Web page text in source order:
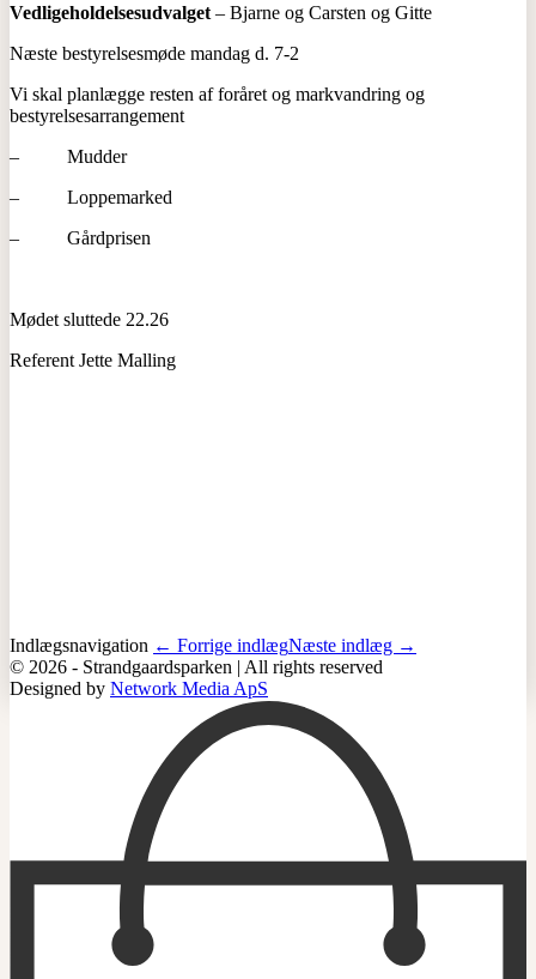
Vedligeholdelsesudvalget – Bjarne og Carsten og Gitte
Næste bestyrelsesmøde mandag d. 7-2
Vi skal planlægge resten af foråret og markvandring og
bestyrelsesarrangement
– Mudder
– Loppemarked
– Gårdprisen
Mødet sluttede 22.26
Referent Jette Malling
Indlægsnavigation ← Forrige indlægNæste indlæg →
© 2026 - Strandgaardsparken | All rights reserved
Designed by Network Media ApS